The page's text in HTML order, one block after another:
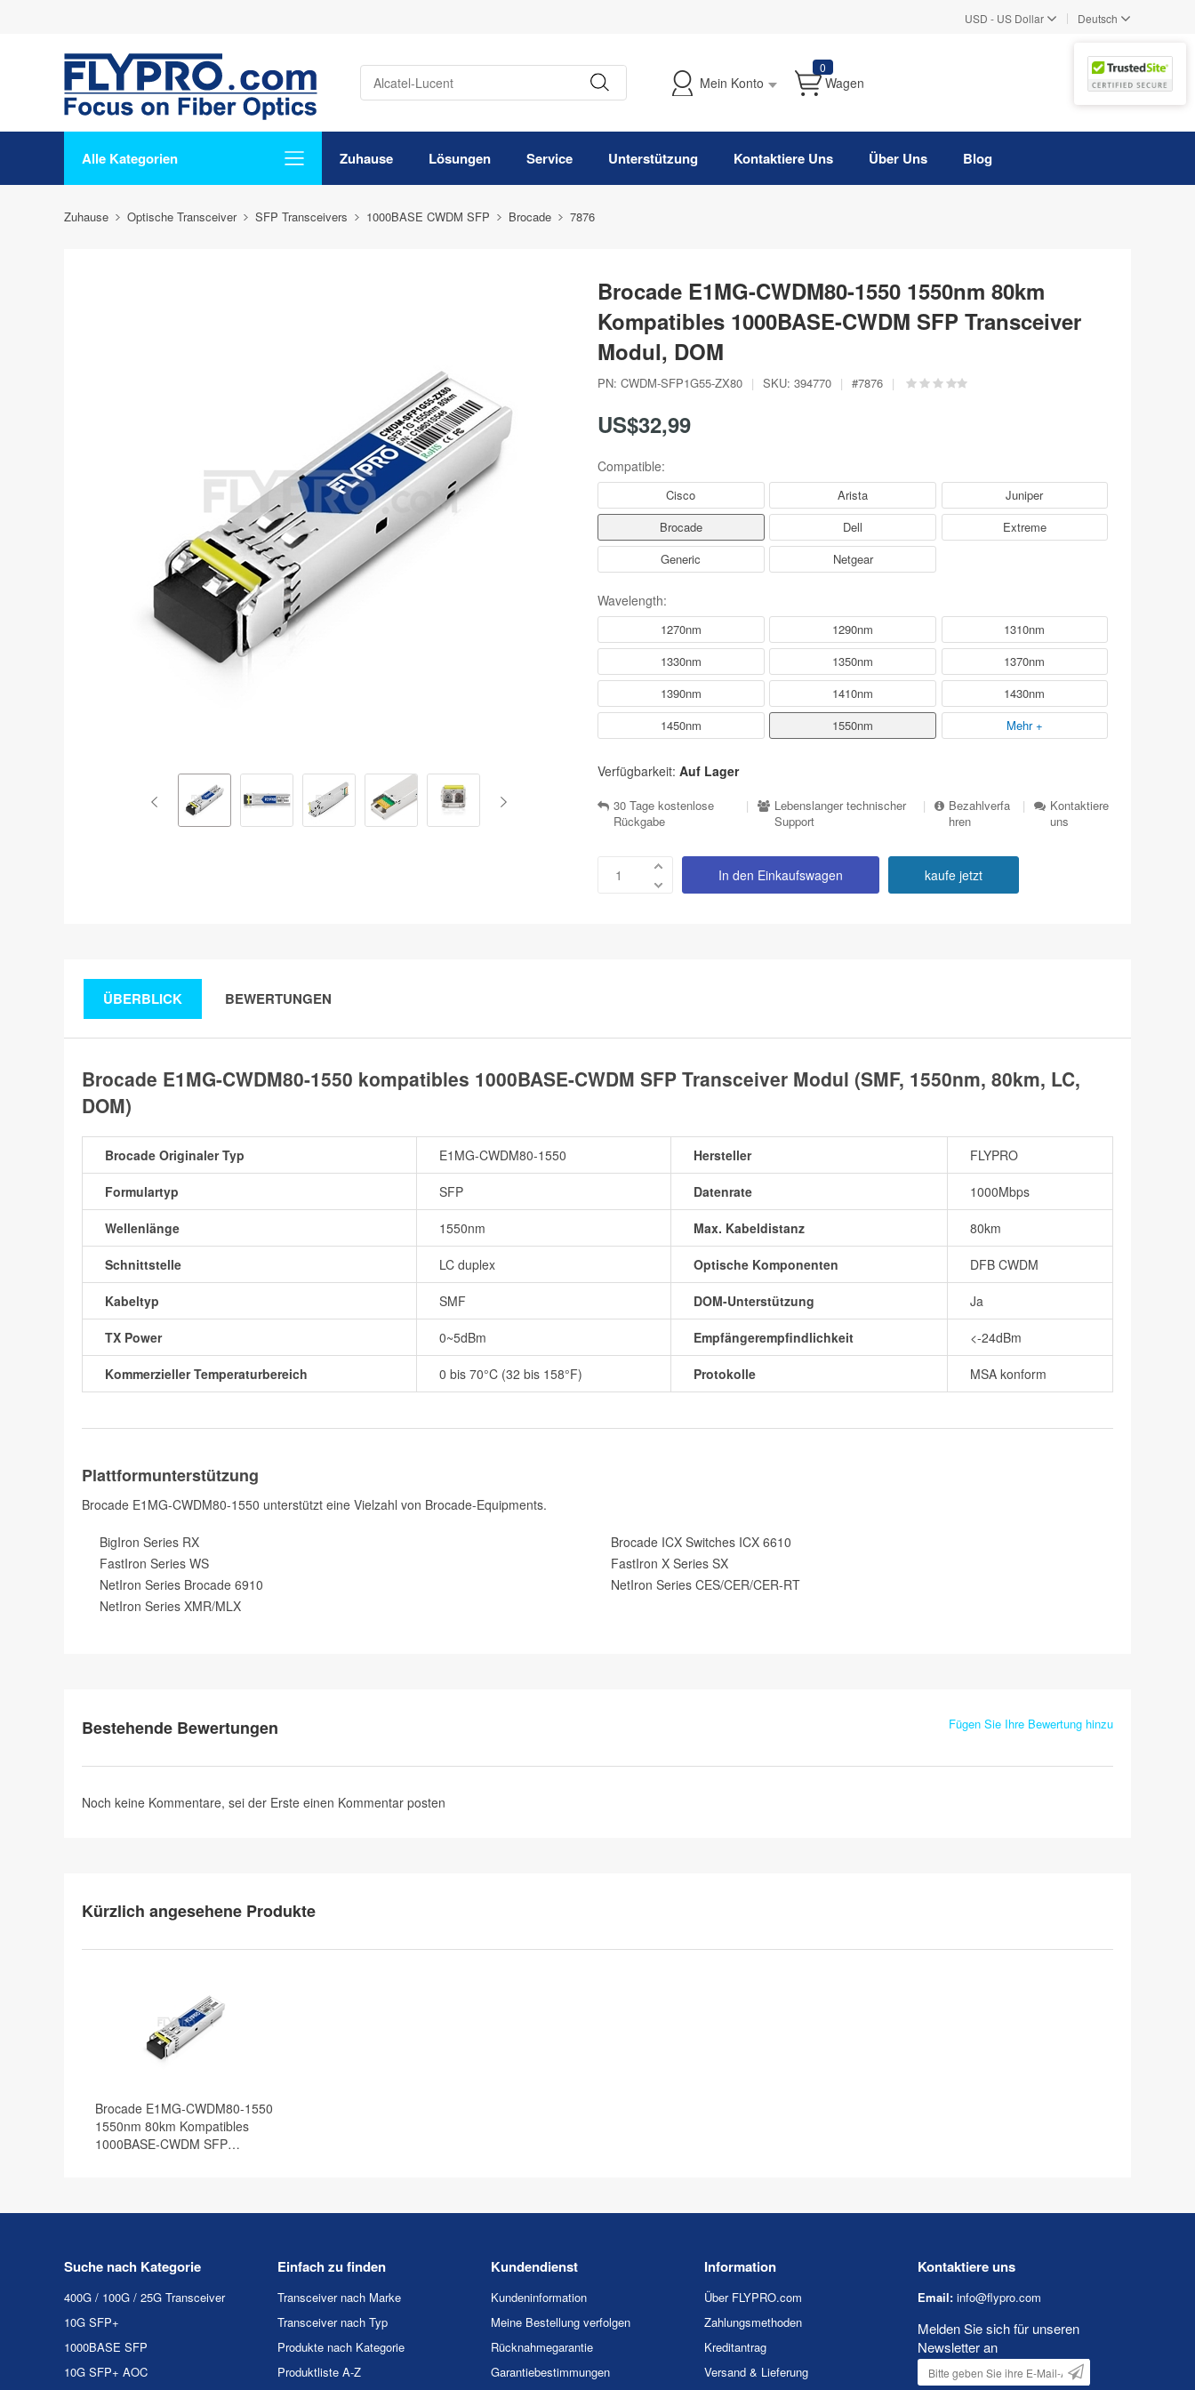
USD - US Dollar | Deutsch
Mein Konto
0
Wagen
Alle Kategorien Zuhause Lösungen Service Unterstützung Kontaktiere Uns Über Uns Blog
Zuhause Optische Transceiver SFP Transceivers 1000BASE CWDM SFP Brocade 7876
Brocade E1MG-CWDM80-1550 1550nm 80km
Kompatibles 1000BASE-CWDM SFP Transceiver
Modul, DOM
PN: CWDM-SFP1G55-ZX80 | SKU: 394770 | #7876 |
US$32,99
Compatible:
Cisco Arista
Juniper
Brocade
Dell
Extreme
Generic
Netgear
Wavelength:
1270nm 1290nm
1310nm
1330nm
1350nm
1370nm
1390nm
1410nm
1430nm
1450nm
1550nm Mehr +
Verfügbarkeit: Auf Lager
30 Tage kostenlose
Rückgabe
|
Lebenslanger technischer
Support
|
Bezahlverfa
hren
|
Kontaktiere
uns
In den Einkaufswagen kaufe jetzt
ÜBERBLICK BEWERTUNGEN
Brocade E1MG-CWDM80-1550 kompatibles 1000BASE-CWDM SFP Transceiver Modul (SMF, 1550nm, 80km, LC,
DOM)
Brocade Originaler Typ E1MG-CWDM80-1550 Hersteller FLYPRO
Formulartyp SFP Datenrate 1000Mbps
Wellenlänge 1550nm Max. Kabeldistanz 80km
Schnittstelle LC duplex Optische Komponenten DFB CWDM
Kabeltyp SMF DOM-Unterstützung Ja
TX Power 0~5dBm Empfängerempfindlichkeit <-24dBm
Kommerzieller Temperaturbereich 0 bis 70°C (32 bis 158°F) Protokolle MSA konform
Plattformunterstützung
Brocade E1MG-CWDM80-1550 unterstützt eine Vielzahl von Brocade-Equipments.
BigIron Series RX
Brocade ICX Switches ICX 6610
FastIron Series WS
FastIron X Series SX
NetIron Series Brocade 6910
NetIron Series CES/CER/CER-RT
NetIron Series XMR/MLX
Bestehende Bewertungen Fügen Sie Ihre Bewertung hinzu
Noch keine Kommentare, sei der Erste einen Kommentar posten
Kürzlich angesehene Produkte
Brocade E1MG-CWDM80-1550
1550nm 80km Kompatibles
1000BASE-CWDM SFP
Suche nach Kategorie
400G / 100G / 25G Transceiver
10G SFP+
1000BASE SFP
10G SFP+ AOC
Einfach zu finden
Transceiver nach Marke
Transceiver nach Typ
Produkte nach Kategorie
Produktliste A-Z
Kundendienst
Kundeninformation
Meine Bestellung verfolgen
Rücknahmegarantie
Garantiebestimmungen
Information
Über FLYPRO.com
Zahlungsmethoden
Kreditantrag
Versand & Lieferung
Kontaktiere uns
Email: info@flypro.com
Melden Sie sich für unseren
Newsletter an